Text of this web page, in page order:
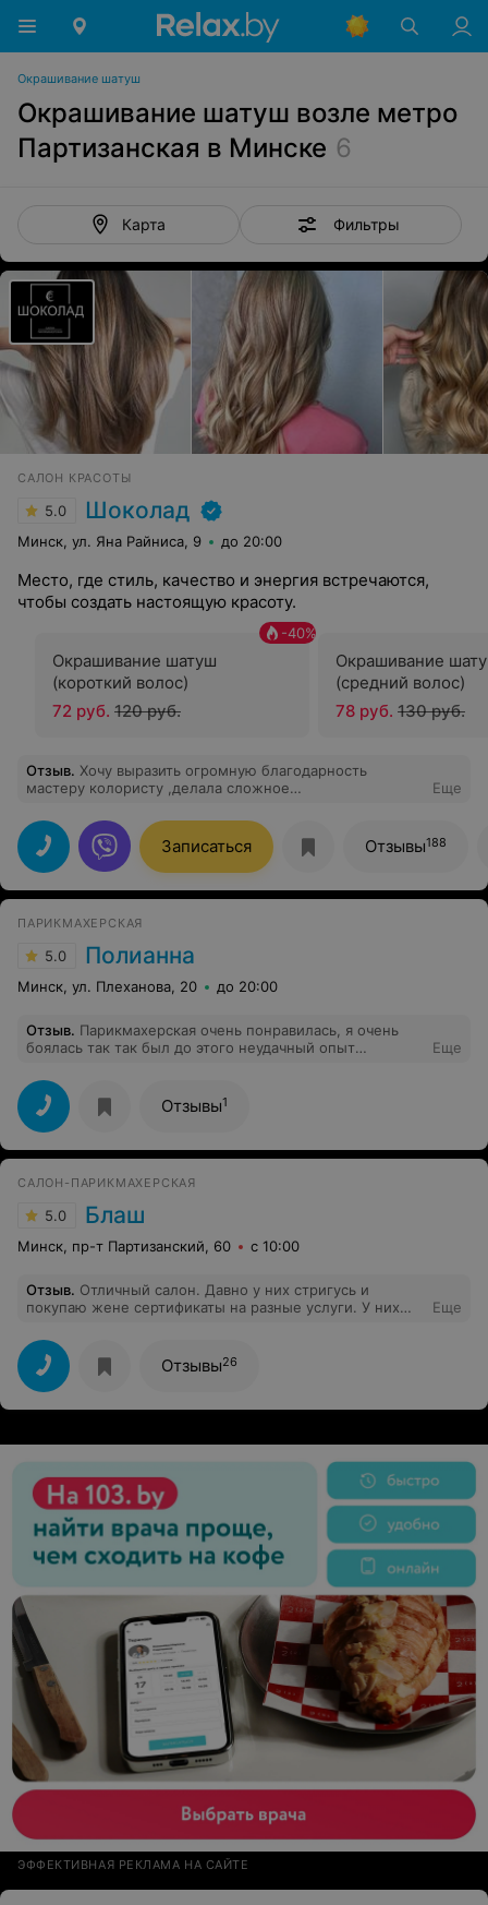
Окрашивание шатуш
Окрашивание шатуш возле метро
Партизанская в Минске 6
Карта Фильтры
САЛОН КРАСОТЫ
5.0 Шоколад
Минск, ул. Яна Райниса, 9 до 20:00
Место, где стиль, качество и энергия встречаются,
чтобы создать настоящую красоту.
Окрашивание шатуш
(короткий волос)
-40%
72 руб. 120 руб.
Окрашивание
(средний волос)
78 руб. 130 руб.
Отзыв. Хочу выразить огромную благодарность
мастеру колористу ,делала сложное
Дружелюбный персонал и уютная атмосфера !
Обязательно приду ещё!
Еще
Записаться Отзывы188
ПАРИКМАХЕРСКАЯ
5.0 Полианна
Минск, ул. Плеханова, 20 до 20:00
Отзыв. Парикмахерская очень понравилась, я очень
боялась так так был до этого неудачный опыт
поняла и сделала по наивысшему обслуживанию, всем
советую не боятся и теперь Юля только к Вам!
Еще
Отзывы1
САЛОН-ПАРИКМАХЕРСКАЯ
5.0 Блаш
Минск, пр-т Партизанский, 60 с 10:00
Отзыв. Отличный салон. Давно у них стригусь и
покупаю жене сертификаты на разные услуги. У них
Еще
Отзывы26
ЭФФЕКТИВНАЯ РЕКЛАМА НА САЙТЕ